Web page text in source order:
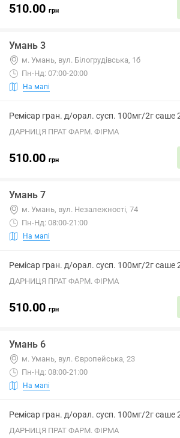
510.00 грн
Умань 3
м. Умань, вул. Білогрудівська, 1б
Пн-Нд: 07:00-20:00
На мапі
Ремісар гран. д/орал. сусп. 100мг/2г саше
ДАРНИЦЯ ПРАТ ФАРМ. ФІРМА
510.00 грн
Умань 7
м. Умань, вул. Незалежності, 74
Пн-Нд: 08:00-21:00
На мапі
Ремісар гран. д/орал. сусп. 100мг/2г саше
ДАРНИЦЯ ПРАТ ФАРМ. ФІРМА
510.00 грн
Умань 6
м. Умань, вул. Європейська, 23
Пн-Нд: 08:00-21:00
На мапі
Ремісар гран. д/орал. сусп. 100мг/2г саше
ДАРНИЦЯ ПРАТ ФАРМ. ФІРМА